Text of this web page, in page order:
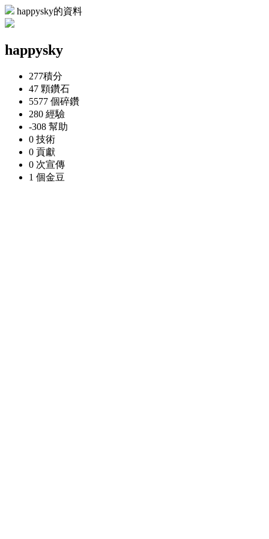
happysky的資料
happysky
277積分
47 顆鑽石
5577 個碎鑽
280 經驗
-308 幫助
0 技術
0 貢獻
0 次宣傳
1 個金豆